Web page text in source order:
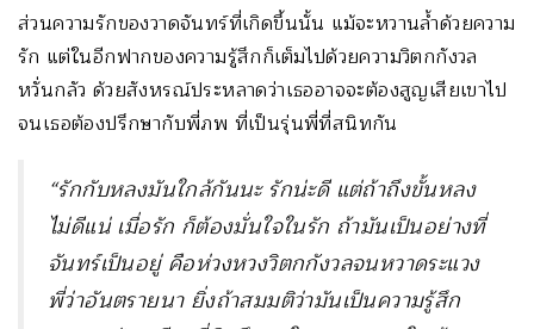
ส่วนความรักของวาดจันทร์ที่เกิดขึ้นนั้น แม้จะหวานล้ำด้วยความ
รัก แต่ในอีกฟากของความรู้สึกก็เต็มไปด้วยความวิตกกังวล
หวั่นกลัว ด้วยสังหรณ์ประหลาดว่าเธออาจจะต้องสูญเสียเขาไป
จนเธอต้องปรึกษากับพี่ภพ ที่เป็นรุ่นพี่ที่สนิทกัน
“รักกับหลงมันใกล้กันนะ รักน่ะดี แต่ถ้าถึงขั้นหลง
ไม่ดีแน่ เมื่อรัก ก็ต้องมั่นใจในรัก ถ้ามันเป็นอย่างที่
จันทร์เป็นอยู่ คือห่วงหวงวิตกกังวลจนหวาดระแวง
พี่ว่าอันตรายนา ยิ่งถ้าสมมติว่ามันเป็นความรู้สึก